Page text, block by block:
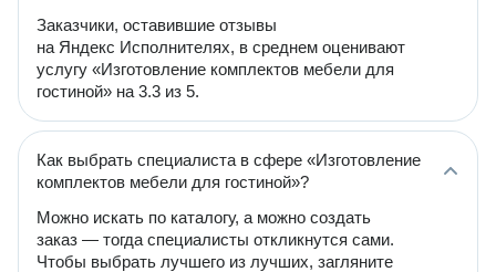
Заказчики, оставившие отзывы
на Яндекс Исполнителях, в среднем оценивают
услугу «Изготовление комплектов мебели для
гостиной» на 3.3 из 5.
Как выбрать специалиста в сфере «Изготовление
комплектов мебели для гостиной»?
Можно искать по каталогу, а можно создать
заказ — тогда специалисты откликнутся сами.
Чтобы выбрать лучшего из лучших, загляните